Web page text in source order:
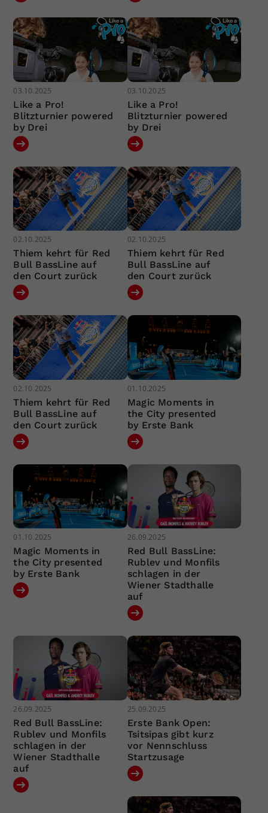
03.10.2025
Like a Pro!
Blitzturnier powered
by Drei
03.10.2025
Like a Pro!
Blitzturnier powered
by Drei
02.10.2025
Thiem kehrt für Red
Bull BassLine auf
den Court zurück
02.10.2025
Thiem kehrt für Red
Bull BassLine auf
den Court zurück
02.10.2025
Thiem kehrt für Red
Bull BassLine auf
den Court zurück
01.10.2025
Magic Moments in
the City presented
by Erste Bank
01.10.2025
Magic Moments in
the City presented
by Erste Bank
26.09.2025
Red Bull BassLine:
Rublev und Monfils
schlagen in der
Wiener Stadthalle
auf
26.09.2025
Red Bull BassLine:
Rublev und Monfils
schlagen in der
Wiener Stadthalle
auf
25.09.2025
Erste Bank Open:
Tsitsipas gibt kurz
vor Nennschluss
Startzusage